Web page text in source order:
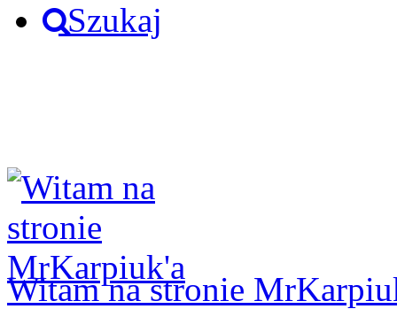
Szukaj
Witam na stronie